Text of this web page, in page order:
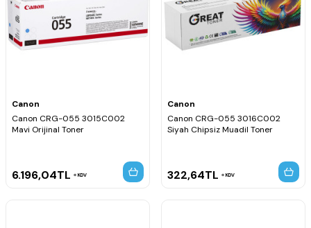
Canon
Canon CRG-055 3015C002
Mavi Orijinal Toner
6.196,04TL KDV
Canon
Canon CRG-055 3016C002
Siyah Chipsiz Muadil Toner
322,64TL KDV